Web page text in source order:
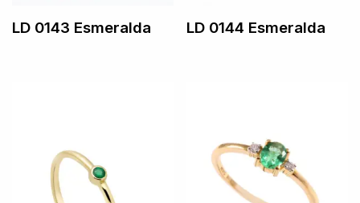
LD 0143 Esmeralda LD 0144 Esmeralda